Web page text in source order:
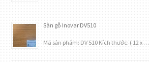
Sàn gỗ Inovar DV510
Mã sản phẩm: DV 510 Kích thước: ( 12 x …